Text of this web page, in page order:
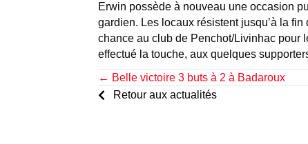
Erwin possède à nouveau une occasion
gardien. Les locaux résistent jusqu’à la
chance au club de Penchot/Livinhac pour
effectué la touche, aux quelques
Posts
← Belle victoire 3 buts à 2 à Badaroux
Retour aux actualités